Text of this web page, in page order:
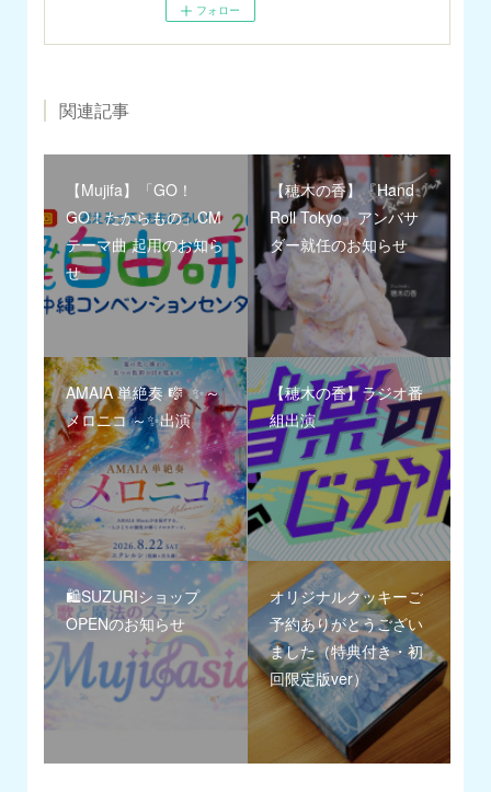
フォロー
関連記事
【Mujifa】「GO！
GO！たからもの」CM
テーマ曲 起用のお知ら
せ
【穂木の香】『Hand
Roll Tokyo』アンバサ
ダー就任のお知らせ
AMAIA 単絶奏 🎼 ✨～
メロニコ ～✨出演
【穂木の香】ラジオ番
組出演
🛍️SUZURIショップ
OPENのお知らせ
オリジナルクッキーご
予約ありがとうござい
ました（特典付き・初
回限定版ver）